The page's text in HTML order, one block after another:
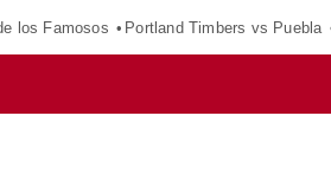
los Famosos Portland Timbers vs Puebla